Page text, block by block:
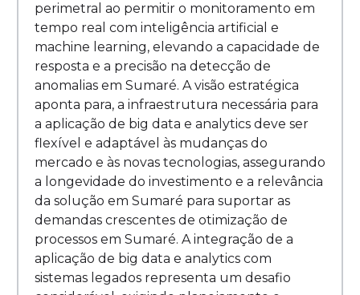
perimetral ao permitir o monitoramento em
tempo real com inteligência artificial e
machine learning, elevando a capacidade de
resposta e a precisão na detecção de
anomalias em Sumaré. A visão estratégica
aponta para, a infraestrutura necessária para
a aplicação de big data e analytics deve ser
flexível e adaptável às mudanças do
mercado e às novas tecnologias, assegurando
a longevidade do investimento e a relevância
da solução em Sumaré para suportar as
demandas crescentes de otimização de
processos em Sumaré. A integração de a
aplicação de big data e analytics com
sistemas legados representa um desafio